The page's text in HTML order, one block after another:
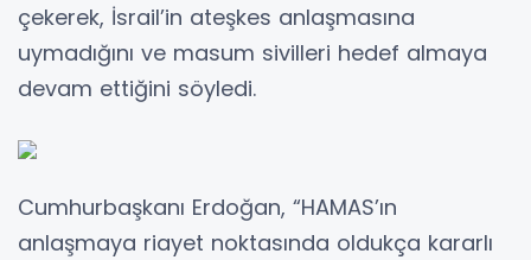
çekerek, İsrail’in ateşkes anlaşmasına
uymadığını ve masum sivilleri hedef almaya
devam ettiğini söyledi.
Cumhurbaşkanı Erdoğan, “HAMAS’ın
anlaşmaya riayet noktasında oldukça kararlı